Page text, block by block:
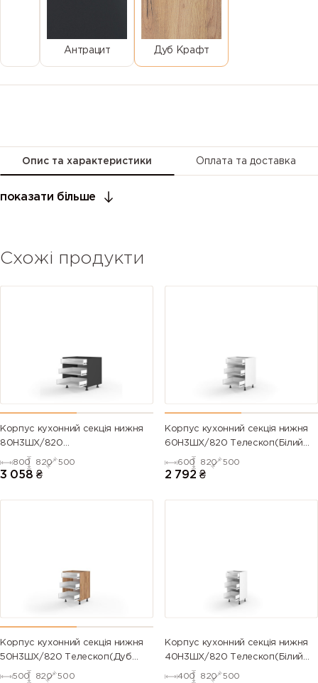
Антрацит Дуб Крафт
Опис та характеристики Оплата та доставка
показати більше
Схожі продукти
Корпус кухонний секція нижня
80Н3ШХ/820
Телескоп(Антрацит (Серія М))
800 820 500
3 058 ₴
Корпус кухонний секція нижня
60Н3ШХ/820 Телескоп(Білий
(Серія М))
600 820 500
2 792 ₴
Корпус кухонний секція нижня
50Н3ШХ/820 Телескоп(Дуб
Крафт (Серія М))
500 820 500
Корпус кухонний секція нижня
40Н3ШХ/820 Телескоп(Білий
(Серія М))
400 820 500